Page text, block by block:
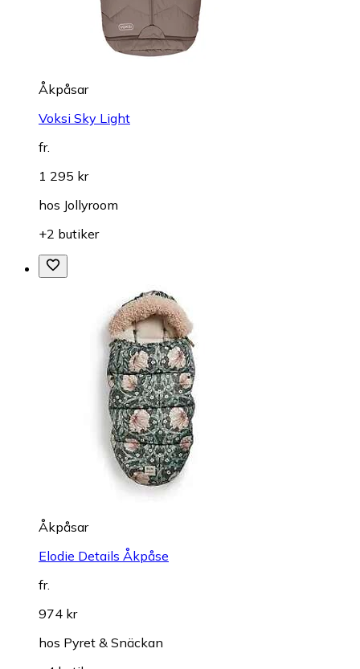
Åkpåsar
Voksi Sky Light
fr.
1 295 kr
hos Jollyroom
+2 butiker
Åkpåsar
Elodie Details Åkpåse
fr.
974 kr
hos Pyret & Snäckan